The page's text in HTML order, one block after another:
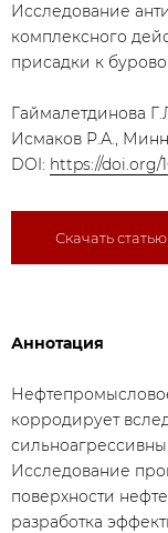
Исследование
комплексного
присадки к
Гаймалетдинова
Исмаков Р.А.,
DOI: https://doi.org/
Скачать статью
Аннотация
корродирует
Исследование
поверхности
разработка